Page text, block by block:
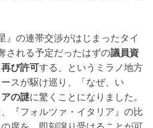
』の連帯交渉がはじまったタイ
される予定だったはずの議員資
再び許可する、というミラノ地方
スが駆け巡り、「なぜ、い
の謎に驚くことになりました。
『フォルツァ・イタリア』の比